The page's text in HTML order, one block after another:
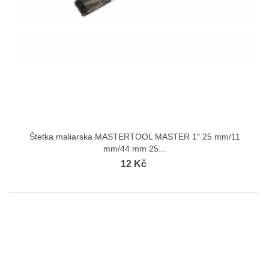
Štetka maliarska MASTERTOOL MASTER 1" 25 mm/11
mm/44 mm 25...
12 Kč